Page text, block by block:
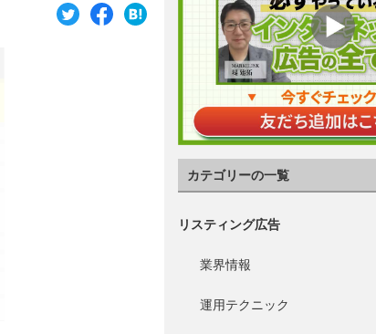
カテゴリーの一覧
リスティング広告
業界情報
運用テクニック